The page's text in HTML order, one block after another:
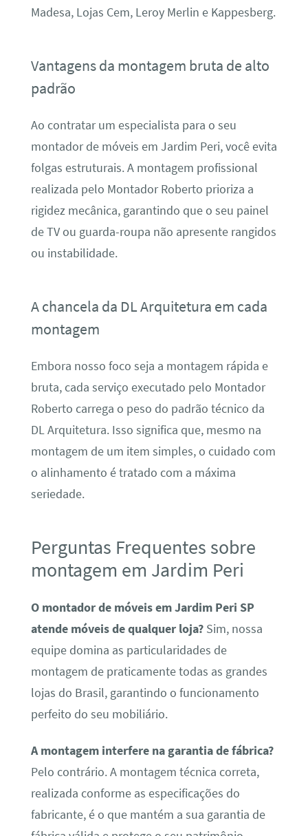
Madesa, Lojas Cem, Leroy Merlin e Kappesberg.
Vantagens da montagem bruta de alto
padrão
Ao contratar um especialista para o seu
montador de móveis em Jardim Peri, você evita
folgas estruturais. A montagem profissional
realizada pelo Montador Roberto prioriza a
rigidez mecânica, garantindo que o seu painel
de TV ou guarda-roupa não apresente rangidos
ou instabilidade.
A chancela da DL Arquitetura em cada
montagem
Embora nosso foco seja a montagem rápida e
bruta, cada serviço executado pelo Montador
Roberto carrega o peso do padrão técnico da
DL Arquitetura. Isso significa que, mesmo na
montagem de um item simples, o cuidado com
o alinhamento é tratado com a máxima
seriedade.
Perguntas Frequentes sobre
montagem em Jardim Peri
O montador de móveis em Jardim Peri SP
atende móveis de qualquer loja?Sim, nossa
equipe domina as particularidades de
montagem de praticamente todas as grandes
lojas do Brasil, garantindo o funcionamento
perfeito do seu mobiliário.
A montagem interfere na garantia de fábrica?
Pelo contrário. A montagem técnica correta,
realizada conforme as especificações do
fabricante, é o que mantém a sua garantia de